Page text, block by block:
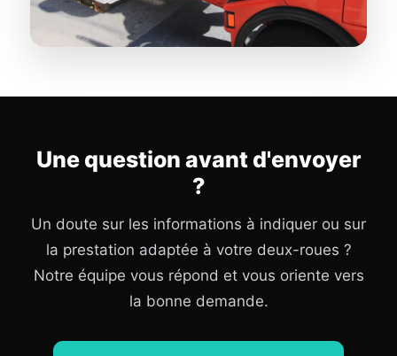
Une question avant d'envoyer
?
Un doute sur les informations à indiquer ou sur
la prestation adaptée à votre deux-roues ?
Notre équipe vous répond et vous oriente vers
la bonne demande.